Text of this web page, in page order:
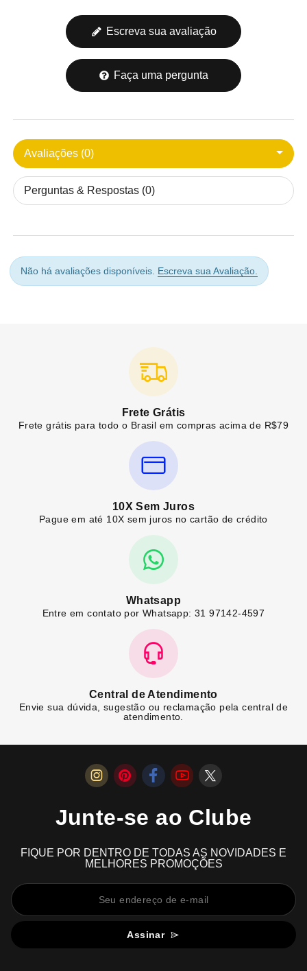
Escreva sua avaliação
Faça uma pergunta
Avaliações (0)
Perguntas & Respostas (0)
Não há avaliações disponíveis. Escreva sua Avaliação.
Frete Grátis
Frete grátis para todo o Brasil em compras acima de R$79
10X Sem Juros
Pague em até 10X sem juros no cartão de crédito
Whatsapp
Entre em contato por Whatsapp: 31 97142-4597
Central de Atendimento
Envie sua dúvida, sugestão ou reclamação pela central de
atendimento.
Junte-se ao Clube
FIQUE POR DENTRO DE TODAS AS NOVIDADES E
MELHORES PROMOÇÕES
Assinar